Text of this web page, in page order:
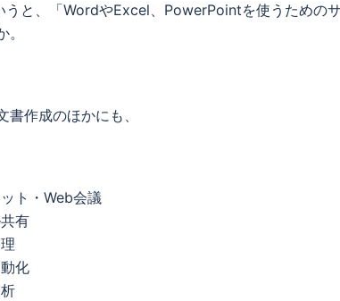
と、「WordやExcel、PowerPointを使うための
書作成のほかにも、
ト・Web会議
有
化